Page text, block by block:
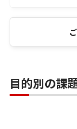
目的別の課